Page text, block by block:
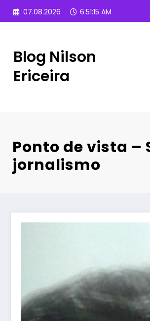
Pular
para
07.08.2026 6:51:16 AM
Blog Nilson
Ericeira
Ponto de vista –
jornalismo